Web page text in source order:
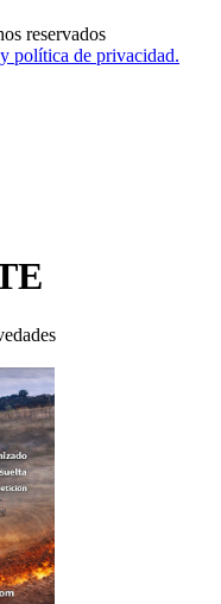
reservados
política de privacidad.